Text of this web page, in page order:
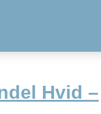
Hvid –